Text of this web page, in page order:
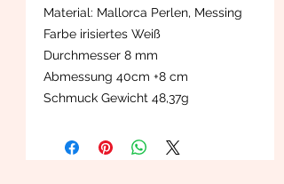
Material: Mallorca Perlen, Messing
Farbe irisiertes Weiß
Durchmesser 8 mm
Abmessung 40cm +8 cm
Schmuck Gewicht 48,37g